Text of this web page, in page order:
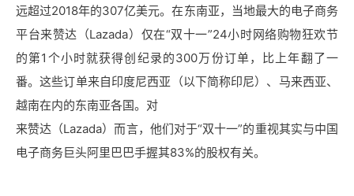
远超过2018年的307亿美元。在东南亚，当地最大的电子商务
平台来赞达（Lazada）仅在“双十一”24小时网络购物狂欢节
的第1个小时就获得创纪录的300万份订单，比上年翻了一
番。这些订单来自印度尼西亚（以下简称印尼）、马来西亚、
越南在内的东南亚各国。对
来赞达（Lazada）而言，他们对于“双十一”的重视其实与中国
电子商务巨头阿里巴巴手握其83%的股权有关。